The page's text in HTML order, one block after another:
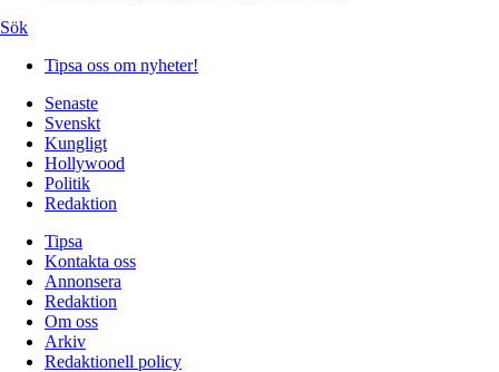
Sök
Tipsa oss om nyheter!
Senaste
Svenskt
Kungligt
Hollywood
Politik
Redaktion
Tipsa
Kontakta oss
Annonsera
Redaktion
Om oss
Arkiv
Redaktionell policy